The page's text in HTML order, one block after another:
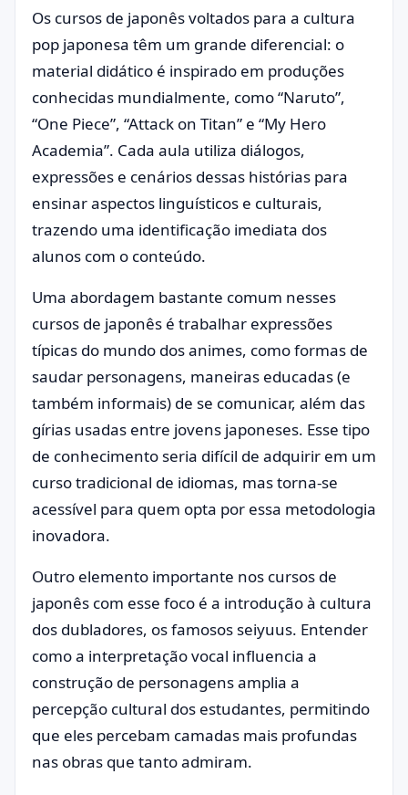
Os cursos de japonês voltados para a cultura
pop japonesa têm um grande diferencial: o
material didático é inspirado em produções
conhecidas mundialmente, como “Naruto”,
“One Piece”, “Attack on Titan” e “My Hero
Academia”. Cada aula utiliza diálogos,
expressões e cenários dessas histórias para
ensinar aspectos linguísticos e culturais,
trazendo uma identificação imediata dos
alunos com o conteúdo.
Uma abordagem bastante comum nesses
cursos de japonês é trabalhar expressões
típicas do mundo dos animes, como formas de
saudar personagens, maneiras educadas (e
também informais) de se comunicar, além das
gírias usadas entre jovens japoneses. Esse tipo
de conhecimento seria difícil de adquirir em um
curso tradicional de idiomas, mas torna-se
acessível para quem opta por essa metodologia
inovadora.
Outro elemento importante nos cursos de
japonês com esse foco é a introdução à cultura
dos dubladores, os famosos seiyuus. Entender
como a interpretação vocal influencia a
construção de personagens amplia a
percepção cultural dos estudantes, permitindo
que eles percebam camadas mais profundas
nas obras que tanto admiram.